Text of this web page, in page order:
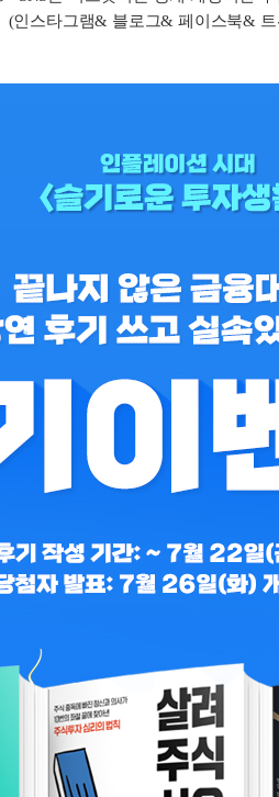
(인스타그램& 블로그& 페이스북& 트